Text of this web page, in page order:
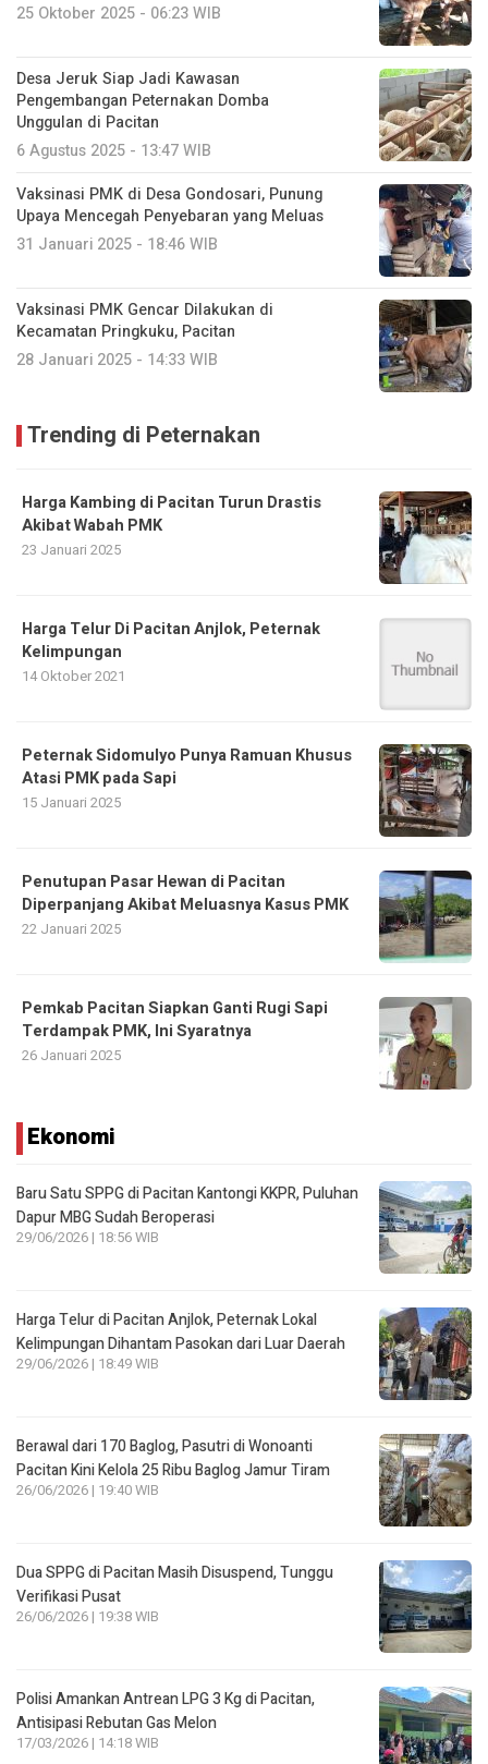
25 Oktober 2025 - 06:23 WIB
Desa Jeruk Siap Jadi Kawasan
Pengembangan Peternakan Domba
Unggulan di Pacitan
6 Agustus 2025 - 13:47 WIB
Vaksinasi PMK di Desa Gondosari, Punung
Upaya Mencegah Penyebaran yang Meluas
31 Januari 2025 - 18:46 WIB
Vaksinasi PMK Gencar Dilakukan di
Kecamatan Pringkuku, Pacitan
28 Januari 2025 - 14:33 WIB
Trending di Peternakan
Harga Kambing di Pacitan Turun Drastis
Akibat Wabah PMK
23 Januari 2025
Harga Telur Di Pacitan Anjlok, Peternak
Kelimpungan
14 Oktober 2021
Peternak Sidomulyo Punya Ramuan Khusus
Atasi PMK pada Sapi
15 Januari 2025
Penutupan Pasar Hewan di Pacitan
Diperpanjang Akibat Meluasnya Kasus PMK
22 Januari 2025
Pemkab Pacitan Siapkan Ganti Rugi Sapi
Terdampak PMK, Ini Syaratnya
26 Januari 2025
Ekonomi
Baru Satu SPPG di Pacitan Kantongi KKPR, Puluhan
Dapur MBG Sudah Beroperasi
29/06/2026 | 18:56 WIB
Harga Telur di Pacitan Anjlok, Peternak Lokal
Kelimpungan Dihantam Pasokan dari Luar Daerah
29/06/2026 | 18:49 WIB
Berawal dari 170 Baglog, Pasutri di Wonoanti
Pacitan Kini Kelola 25 Ribu Baglog Jamur Tiram
26/06/2026 | 19:40 WIB
Dua SPPG di Pacitan Masih Disuspend, Tunggu
Verifikasi Pusat
26/06/2026 | 19:38 WIB
Polisi Amankan Antrean LPG 3 Kg di Pacitan,
Antisipasi Rebutan Gas Melon
17/03/2026 | 14:18 WIB